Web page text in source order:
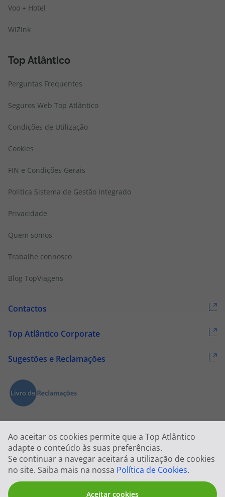
Ao aceitar os cookies permite que a Top Atlântico
adapte o conteúdo às suas preferências.
Se continuar a navegar aceitará a utilização de cookies
no site. Saiba mais na nossa Política de Cookies.
Aceitar cookies
Voo + Hotel
WiZink
Top Atlântico
Perguntas Frequentes
Seguros Web Top Atlântico
Condições de Utilização
Cookies
FIN e Condições Gerais
Politica Sistema de Gestão Integrado
Privacidade
Quem somos
Trabalhe connosco
Blog TopViagens
Contactos
Top Atlântico Corporate
Sugestões e Reclamações
2026 © Todos os direitos reservados:Top Atlântico, Viagens e Turismo